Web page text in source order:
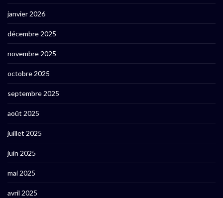
janvier 2026
décembre 2025
novembre 2025
octobre 2025
septembre 2025
août 2025
juillet 2025
juin 2025
mai 2025
avril 2025